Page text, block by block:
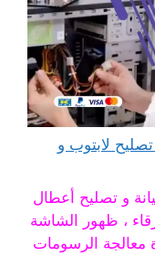
مهندس كمبيوتر صبحان 65511033 تصليح لابتوب و
و تصليح أعطال
، ظهور الشاشة
معالجة الرسومات